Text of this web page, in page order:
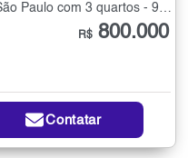
Apartamento à Venda no Jardim São Paulo com 3 quartos - 97 m²
R$ 800.000
Contatar